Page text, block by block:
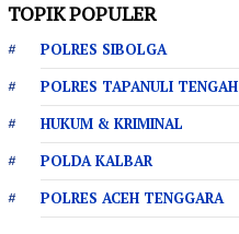
TOPIK POPULER
POLRES SIBOLGA
POLRES TAPANULI TENGAH
HUKUM & KRIMINAL
POLDA KALBAR
POLRES ACEH TENGGARA